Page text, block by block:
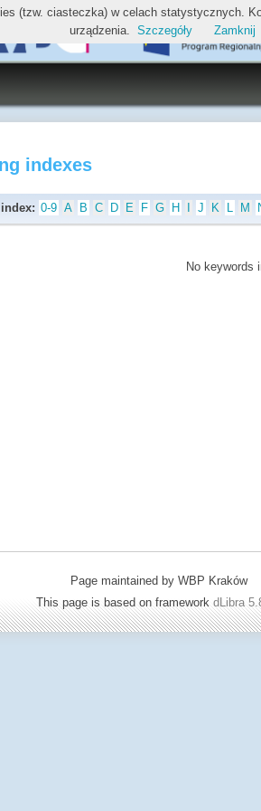
indexes
0-9 A B C D E F G H J K L M
No keywords
Page maintained by WBP Kraków
This page is based on framework dLibra
(tzw. ciasteczka) w celach statystycznych.
urządzenia. Szczegóły Zamknij